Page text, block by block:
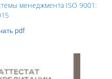
менеджмента ISO 9001:
pdf